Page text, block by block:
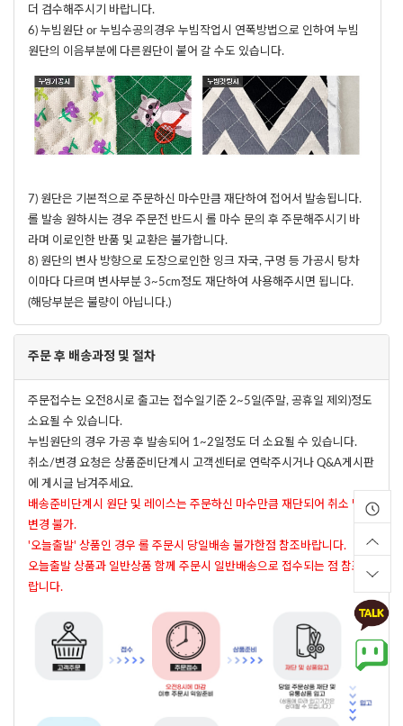
더 검수해주시기 바랍니다.
6) 누빔원단 or 누빔수공의경우 누빔작업시 연폭방법으로 인하여 누빔
원단의 이음부분에 다른원단이 붙어 갈 수도 있습니다.
7) 원단은 기본적으로 주문하신 마수만큼 재단하여 접어서 발송됩니다.
롤 발송 원하시는 경우 주문전 반드시 롤 마수 문의 후 주문해주시기 바
라며 이로인한 반품 및 교환은 불가합니다.
8) 원단의 변사 방향으로 도장으로인한 잉크 자국, 구멍 등 가공시 탕차
이마다 다르며 변사부분 3~5cm정도 재단하여 사용해주시면 됩니다.
(해당부분은 불량이 아닙니다.)
주문 후 배송과정 및 절차
주문접수는 오전8시로 출고는 접수일기준 2~5일(주말, 공휴일 제외)정도
소요될 수 있습니다.
누빔원단의 경우 가공 후 발송되어 1~2일정도 더 소요될 수 있습니다.
취소/변경 요청은 상품준비단계시 고객센터로 연락주시거나 Q&A게시판
에 게시글 남겨주세요.
배송준비단계시 원단 및 레이스는 주문하신 마수만큼 재단되어 취소 및
변경 불가.
'오늘출발' 상품인 경우 롤 주문시 당일배송 불가한점 참조바랍니다.
오늘출발 상품과 일반상품 함께 주문시 일반배송으로 접수되는 점 참조바
랍니다.